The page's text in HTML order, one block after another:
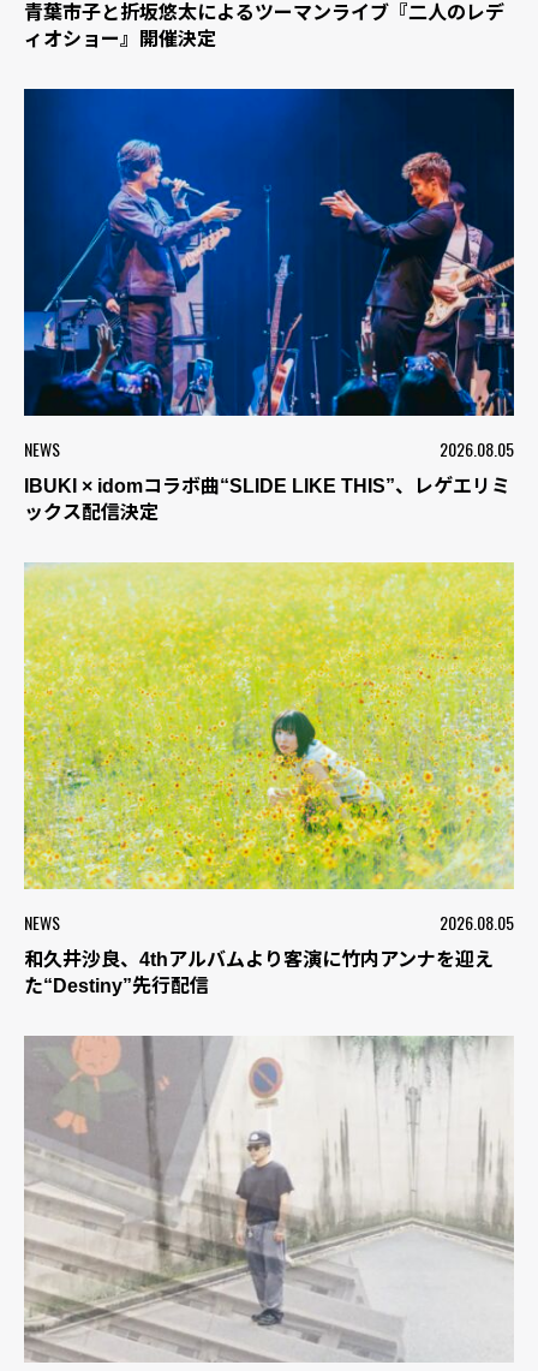
青葉市子と折坂悠太によるツーマンライブ『二人のレデ
ィオショー』開催決定
NEWS 2026.08.05
IBUKI × idomコラボ曲“SLIDE LIKE THIS”、レゲエリミ
ックス配信決定
NEWS 2026.08.05
和久井沙良、4thアルバムより客演に竹内アンナを迎え
た“Destiny”先行配信